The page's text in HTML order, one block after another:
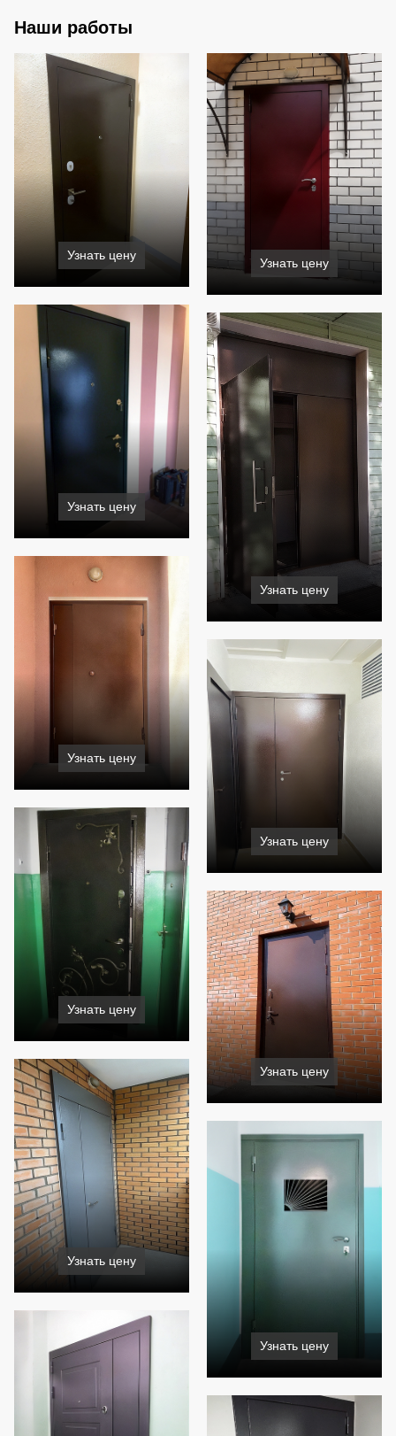
Наши работы
Узнать цену
Узнать цену
Узнать цену
Узнать цену
Узнать цену
Узнать цену
Узнать цену
Узнать цену
Узнать цену
Узнать цену